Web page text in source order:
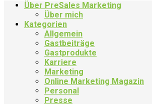
Über PreSales Marketing
Über mich
Kategorien
Allgemein
Gastbeiträge
Gastprodukte
Karriere
Marketing
Online Marketing Magazin
Personal
Presse